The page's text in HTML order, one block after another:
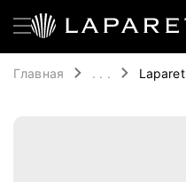
Главная . . . Laparet